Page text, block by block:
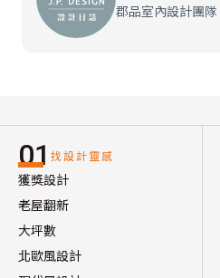
郡品室內設計團隊
01 找設計靈感
獲獎設計
老屋翻新
大坪數
北歐風設計